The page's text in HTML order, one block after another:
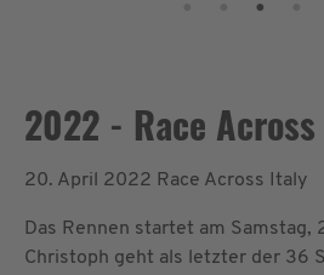
2022 - Race
20. April 2022 Race Across Italy
Das Rennen startet am Samstag,
Christoph geht als letzter der 36